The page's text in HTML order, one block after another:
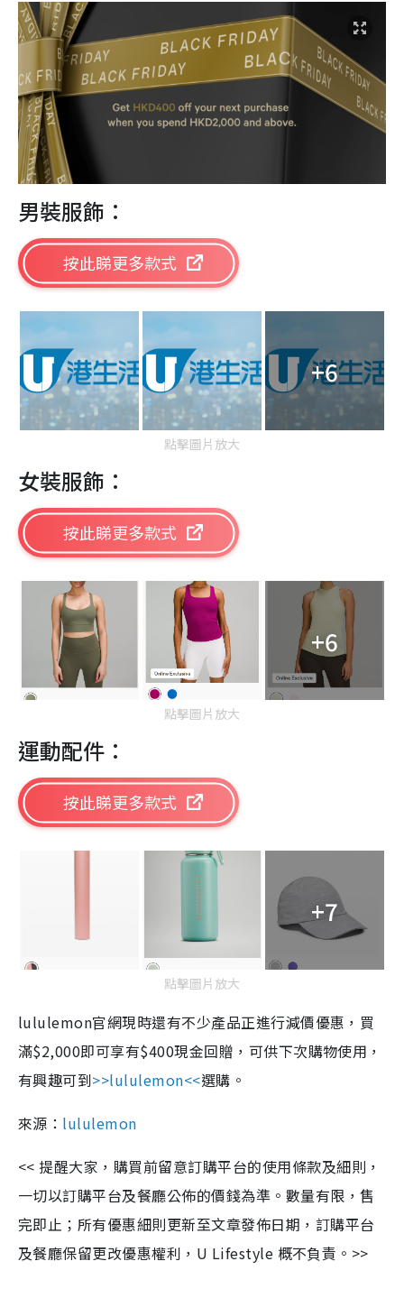
男裝服飾：
按此睇更多款式
+6
點擊圖片放大
女裝服飾：
按此睇更多款式
+6
點擊圖片放大
運動配件：
按此睇更多款式
+7
點擊圖片放大
lululemon官網現時還有不少產品正進行減價優惠，買
滿$2,000即可享有$400現金回贈，可供下次購物使用，
有興趣可到>>lululemon<<選購。
來源： lululemon
<< 提醒大家，購買前留意訂購平台的使用條款及細則，
一切以訂購平台及餐廳公佈的價錢為準。數量有限，售
完即止；所有優惠細則更新至文章發佈日期，訂購平台
及餐廳保留更改優惠權利，U Lifestyle 概不負責。>>